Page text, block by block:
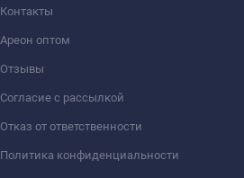
Контакты
Ареон оптом
Отзывы
Согласие с рассылкой
Отказ от ответственности
Политика конфиденциальности